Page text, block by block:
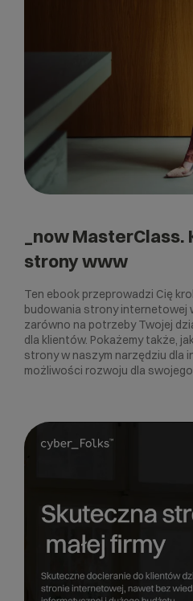
_now
strony www
Ten ebook przeprowadzi Cię
budowania strony internetowej
zarówno na potrzeby Twojej
dla klientów. Pokażemy także,
strony w naszym narzędziu dla
możliwości rozwoju dla